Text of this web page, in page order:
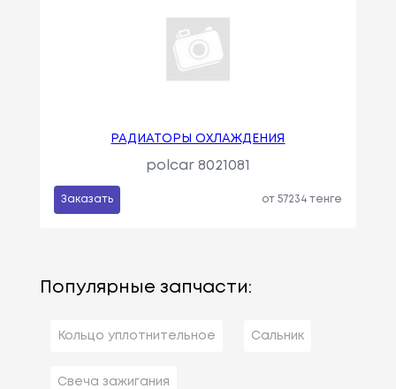
РАДИАТОРЫ ОХЛАЖДЕНИЯ
polcar 8021081
Заказать от 57234 тенге
Популярные запчасти:
Кольцо уплотнительное Сальник
Свеча зажигания